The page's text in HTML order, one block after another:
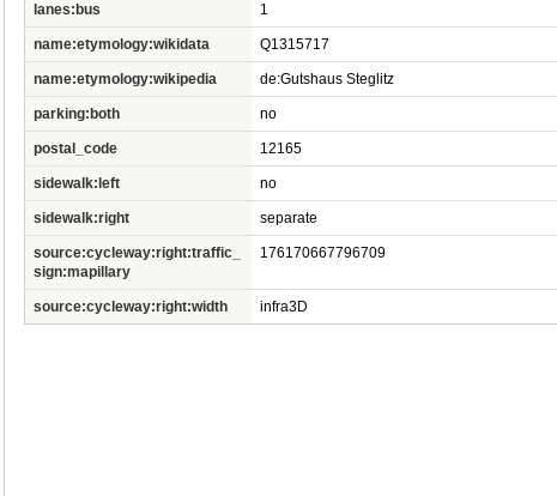
lanes:bus 1
name:etymology:wikidata Q1315717
name:etymology:wikipedia de:Gutshaus Steglitz
parking:both no
postal_code 12165
sidewalk:left no
sidewalk:right separate
source:cycleway:right:traffic_
sign:mapillary
176170667796709
source:cycleway:right:width infra3D